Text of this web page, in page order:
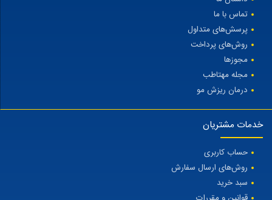
تماس با ما
پرسش‌های متداول
روش‌های پرداخت
مجوزها
مجله مهتاطب
درمان ریزش مو
خدمات مشتریان
حساب کاربری
روش‌های ارسال سفارش
سبد خرید